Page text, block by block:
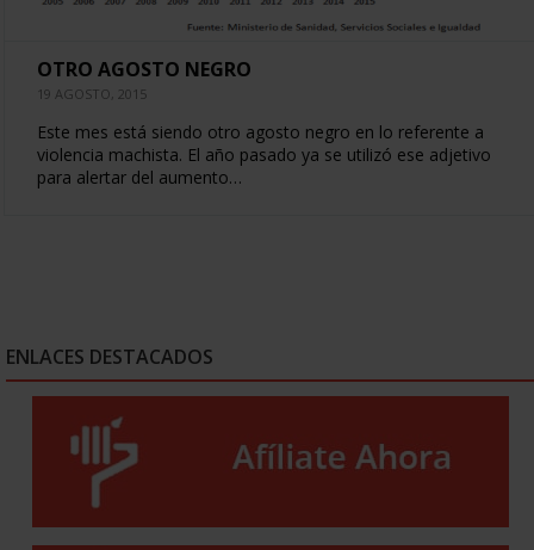
OTRO AGOSTO NEGRO
19 AGOSTO, 2015
Este mes está siendo otro agosto negro en lo referente a
violencia machista. El año pasado ya se utilizó ese adjetivo
para alertar del aumento…
ENLACES DESTACADOS